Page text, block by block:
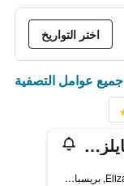
اختر التواريخ
جميع عوامل التصفية
إيبيس ستايلز بريزباني إليزابيث ستريت
40 Elizabeth Street, بريسبان, QLD, أستراليا